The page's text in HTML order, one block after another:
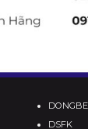
DSFK